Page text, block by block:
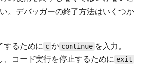
。デバッガーの終了方法はいくつか
するために c か continue を入力。
、コード実行を停止するために exit